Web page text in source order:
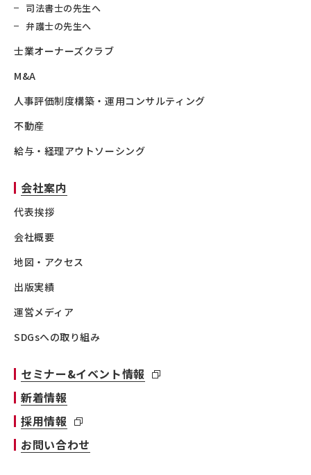
司法書士の先生へ
弁護士の先生へ
士業オーナーズクラブ
M&A
人事評価制度構築・運用コンサルティング
不動産
給与・経理アウトソーシング
会社案内
代表挨拶
会社概要
地図・アクセス
出版実績
運営メディア
SDGsへの取り組み
セミナー&イベント情報
新着情報
採用情報
お問い合わせ